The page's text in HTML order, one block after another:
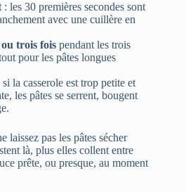
: les 30 premières secondes sont
avec une cuillère en
trois fois pendant les trois
pour les pâtes longues
si la casserole est trop petite et
les pâtes se serrent, bougent
laissez pas les pâtes sécher
là, plus elles collent entre
prête, ou presque, au moment